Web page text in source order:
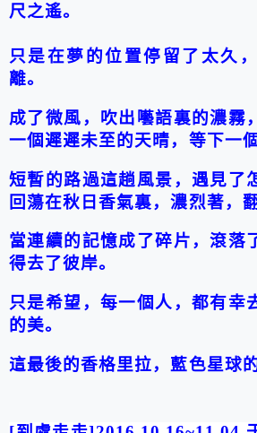
尺之遙。
只是在夢的位置停留了太久
離。
成了微風，吹出囈語裏的濃霧
一個遲遲未至的天晴，等下一個
短暫的路過這趟風景，遇見了
回蕩在秋 日香氣裏，濃烈著，翻
當連續的記憶成了碎片，滾落
得去了彼岸。
只是希望，每一個人，都有幸
的美。
這最後的香格里拉，藍色星球